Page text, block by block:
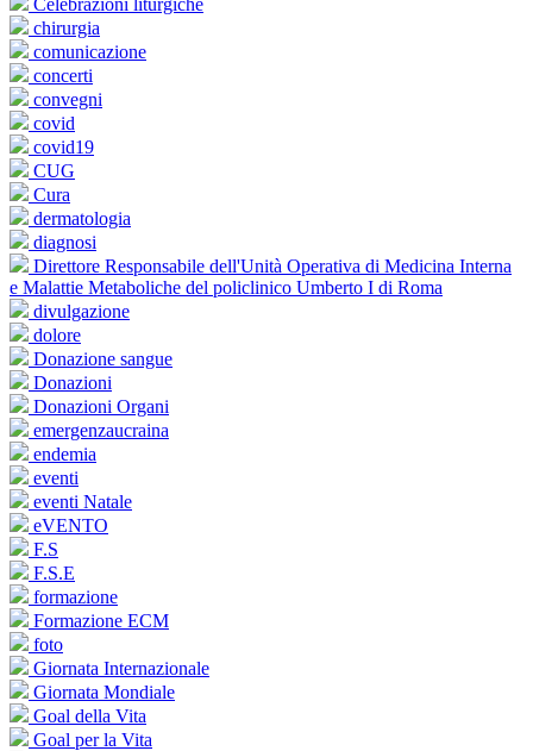
chirurgia
comunicazione
concerti
convegni
covid
covid19
CUG
Cura
dermatologia
diagnosi
Direttore Responsabile dell'Unità Operativa di Medicina Interna
e Malattie Metaboliche del policlinico Umberto I di Roma
divulgazione
dolore
Donazione sangue
Donazioni
Donazioni Organi
emergenzaucraina
endemia
eventi
eventi Natale
eVENTO
F.S
F.S.E
formazione
Formazione ECM
foto
Giornata Internazionale
Giornata Mondiale
Goal della Vita
Goal per la Vita